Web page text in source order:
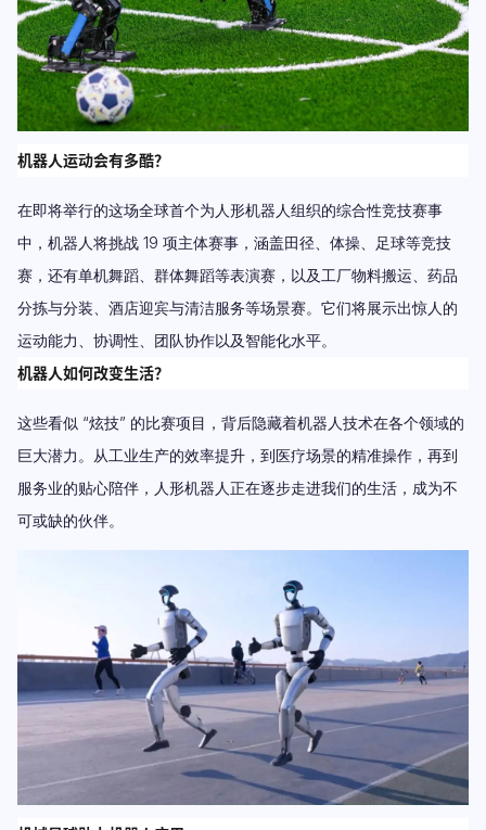
机器人运动会有多酷？
在即将举行的这场全球首个为人形机器人组织的综合性竞技赛事
中，机器人将挑战 19 项主体赛事，涵盖田径、体操、足球等竞技
赛，还有单机舞蹈、群体舞蹈等表演赛，以及工厂物料搬运、药品
分拣与分装、酒店迎宾与清洁服务等场景赛。它们将展示出惊人的
运动能力、协调性、团队协作以及智能化水平。
机器人如何改变生活？
这些看似 “炫技” 的比赛项目，背后隐藏着机器人技术在各个领域的
巨大潜力。从工业生产的效率提升，到医疗场景的精准操作，再到
服务业的贴心陪伴，人形机器人正在逐步走进我们的生活，成为不
可或缺的伙伴。